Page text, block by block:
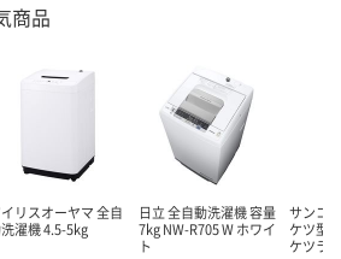
商品
リスオーヤマ 全自
濯機 4.5-5kg
日立 全自動洗濯機 容量
7kg NW-R705 W ホワイ
ト
サンコ
ケツ型
ケツラ